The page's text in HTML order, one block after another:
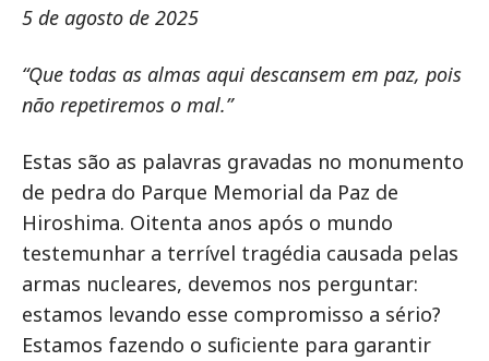
5 de agosto de 2025
“Que todas as almas aqui descansem em paz, pois
não repetiremos o mal.”
Estas são as palavras gravadas no monumento
de pedra do Parque Memorial da Paz de
Hiroshima. Oitenta anos após o mundo
testemunhar a terrível tragédia causada pelas
armas nucleares, devemos nos perguntar:
estamos levando esse compromisso a sério?
Estamos fazendo o suficiente para garantir